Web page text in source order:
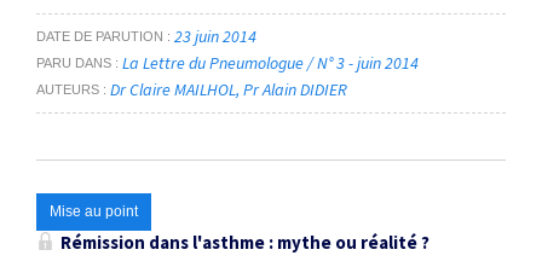
DATE DE PARUTION 23 juin 2014
PARU DANS La Lettre du Pneumologue / N° 3 - juin 2014
AUTEURS Dr Claire MAILHOL Pr Alain DIDIER
Mise au point
Rémission dans l'asthme : mythe ou réalité ?